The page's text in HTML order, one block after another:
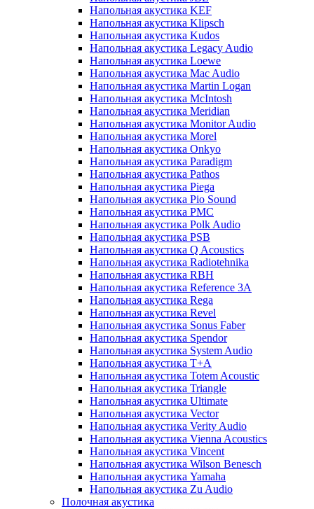
Напольная акустика KEF
Напольная акустика Klipsch
Напольная акустика Kudos
Напольная акустика Legacy Audio
Напольная акустика Loewe
Напольная акустика Mac Audio
Напольная акустика Martin Logan
Напольная акустика McIntosh
Напольная акустика Meridian
Напольная акустика Monitor Audio
Напольная акустика Morel
Напольная акустика Onkyo
Напольная акустика Paradigm
Напольная акустика Pathos
Напольная акустика Piega
Напольная акустика Pio Sound
Напольная акустика PMC
Напольная акустика Polk Audio
Напольная акустика PSB
Напольная акустика Q Acoustics
Напольная акустика Radiotehnika
Напольная акустика RBH
Напольная акустика Reference 3A
Напольная акустика Rega
Напольная акустика Revel
Напольная акустика Sonus Faber
Напольная акустика Spendor
Напольная акустика System Audio
Напольная акустика T+A
Напольная акустика Totem Acoustic
Напольная акустика Triangle
Напольная акустика Ultimate
Напольная акустика Vector
Напольная акустика Verity Audio
Напольная акустика Vienna Acoustics
Напольная акустика Vincent
Напольная акустика Wilson Benesch
Напольная акустика Yamaha
Напольная акустика Zu Audio
Полочная акустика